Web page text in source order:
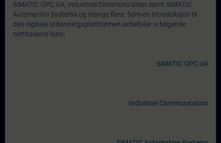
SIMATIC OPC UA, Industrial Communication samt SIMATIC
Automation Systems og mange flere. Som en introduksjon til
den digitale utdanningsplattformen anbefaler vi følgende
nettbaserte kurs:
SIMATIC OPC UA
Industrial Communication